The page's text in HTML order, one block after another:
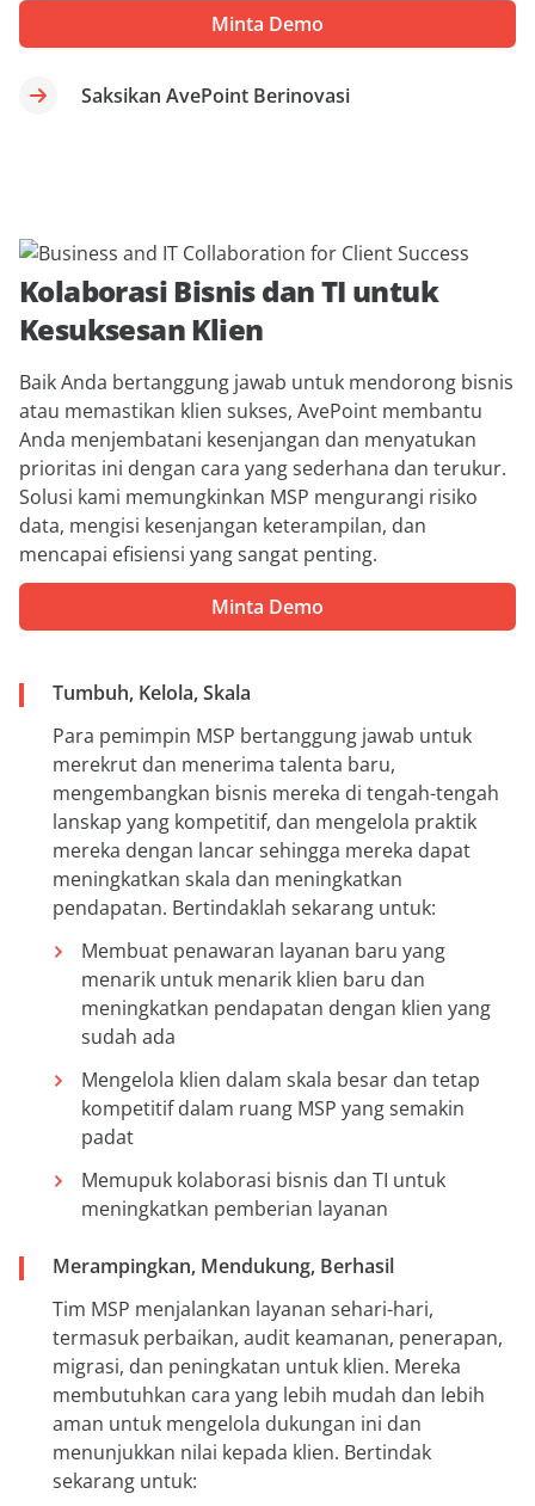
Minta Demo
Saksikan AvePoint Berinovasi
Kolaborasi Bisnis dan TI untuk
Kesuksesan Klien
Baik Anda bertanggung jawab untuk mendorong bisnis
atau memastikan klien sukses, AvePoint membantu
Anda menjembatani kesenjangan dan menyatukan
prioritas ini dengan cara yang sederhana dan terukur.
Solusi kami memungkinkan MSP mengurangi risiko
data, mengisi kesenjangan keterampilan, dan
mencapai efisiensi yang sangat penting.
Minta Demo
Tumbuh, Kelola, Skala
Para pemimpin MSP bertanggung jawab untuk
merekrut dan menerima talenta baru,
mengembangkan bisnis mereka di tengah-tengah
lanskap yang kompetitif, dan mengelola praktik
mereka dengan lancar sehingga mereka dapat
meningkatkan skala dan meningkatkan
pendapatan. Bertindaklah sekarang untuk:
Membuat penawaran layanan baru yang
menarik untuk menarik klien baru dan
meningkatkan pendapatan dengan klien yang
sudah ada
Mengelola klien dalam skala besar dan tetap
kompetitif dalam ruang MSP yang semakin
padat
Memupuk kolaborasi bisnis dan TI untuk
meningkatkan pemberian layanan
Merampingkan, Mendukung, Berhasil
Tim MSP menjalankan layanan sehari-hari,
termasuk perbaikan, audit keamanan, penerapan,
migrasi, dan peningkatan untuk klien. Mereka
membutuhkan cara yang lebih mudah dan lebih
aman untuk mengelola dukungan ini dan
menunjukkan nilai kepada klien. Bertindak
sekarang untuk: